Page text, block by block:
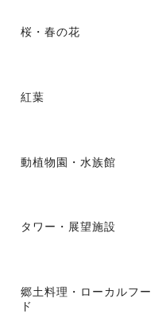
桜・春の花
紅葉
動植物園・水族館
タワー・展望施設
郷土料理・ローカルフー
ド